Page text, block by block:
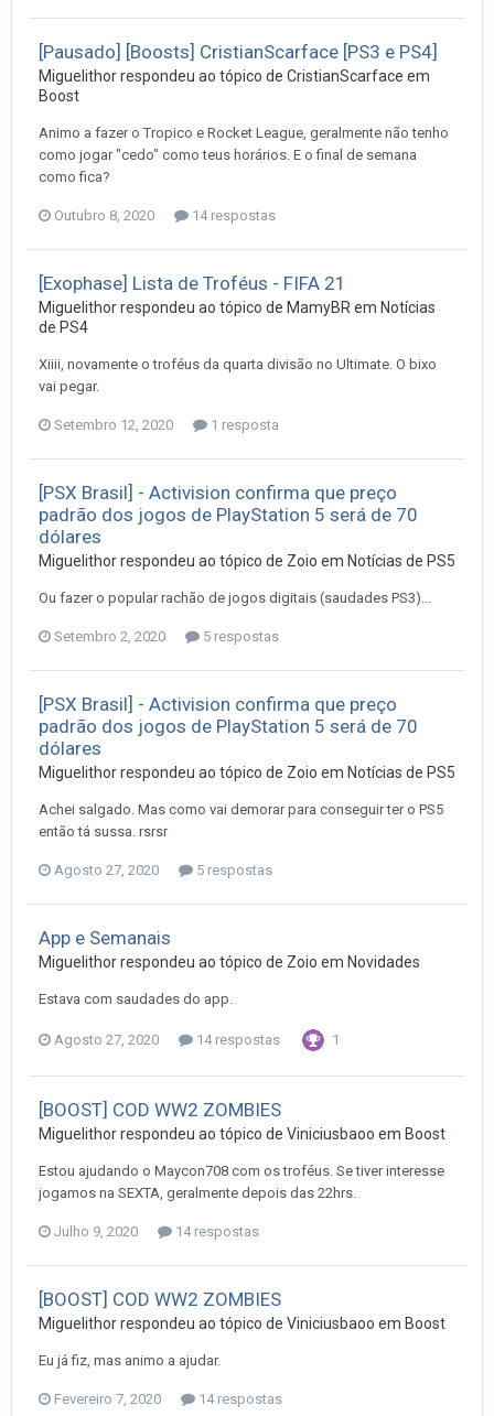
[Pausado] [Boosts] CristianScarface [PS3 e PS4]
Miguelithorrespondeu ao tópico de CristianScarface em
Boost
Animo a fazer o Tropico e Rocket League, geralmente não tenho
como jogar "cedo" como teus horários. E o final de semana
como fica?
Outubro 8, 2020 14 respostas
[Exophase] Lista de Troféus - FIFA 21
Miguelithorrespondeu ao tópico de MamyBR em Notí­cias
de PS4
Xiiii, novamente o troféus da quarta divisão no Ultimate. O bixo
vai pegar.
Setembro 12, 2020 1 resposta
[PSX Brasil] - Activision confirma que preço
padrão dos jogos de PlayStation 5 será de 70
dólares
Miguelithorrespondeu ao tópico de Zoio em Notí­cias de PS5
Ou fazer o popular rachão de jogos digitais (saudades PS3)...
Setembro 2, 2020 5 respostas
[PSX Brasil] - Activision confirma que preço
padrão dos jogos de PlayStation 5 será de 70
dólares
Miguelithorrespondeu ao tópico de Zoio em Notí­cias de PS5
Achei salgado. Mas como vai demorar para conseguir ter o PS5
então tá sussa. rsrsr
Agosto 27, 2020 5 respostas
App e Semanais
Miguelithorrespondeu ao tópico de Zoio em Novidades
Estava com saudades do app.
Agosto 27, 2020 14 respostas 1
[BOOST] COD WW2 ZOMBIES
Miguelithorrespondeu ao tópico de Viniciusbaoo em Boost
Estou ajudando o Maycon708 com os troféus. Se tiver interesse
jogamos na SEXTA, geralmente depois das 22hrs.
Julho 9, 2020 14 respostas
[BOOST] COD WW2 ZOMBIES
Miguelithorrespondeu ao tópico de Viniciusbaoo em Boost
Eu já fiz, mas animo a ajudar.
Fevereiro 7, 2020 14 respostas